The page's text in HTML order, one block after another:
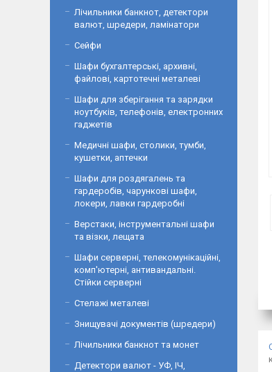
Лічильники банкнот, детектори
валют, шредери, ламінатори
Сейфи
Шафи бухгалтерські, архивні,
файлові, картотечні металеві
Шафи для зберігання та зарядки
ноутбуків, телефонів, електронних
гаджетів
Медичні шафи, столики, тумби,
кушетки, аптечки
Шафи для роздягалень та
гардеробів, чарункові шафи,
локери, лавки гардеробні
Верстаки, інструментальні шафи
та візки, лещата
Шафи серверні, телекомунікаційні,
комп'ютерні, антивандальні.
Стійки серверні
Стелажі металеві
Знищувачі документів (шредери)
Лічильники банкнот та монет
Детектори валют - УФ, ІЧ,